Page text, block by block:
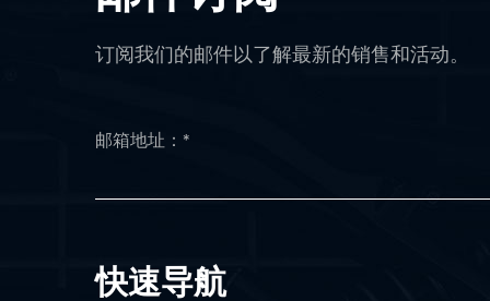
订阅我们的邮件以了解最新的销售和活动。
快速导航